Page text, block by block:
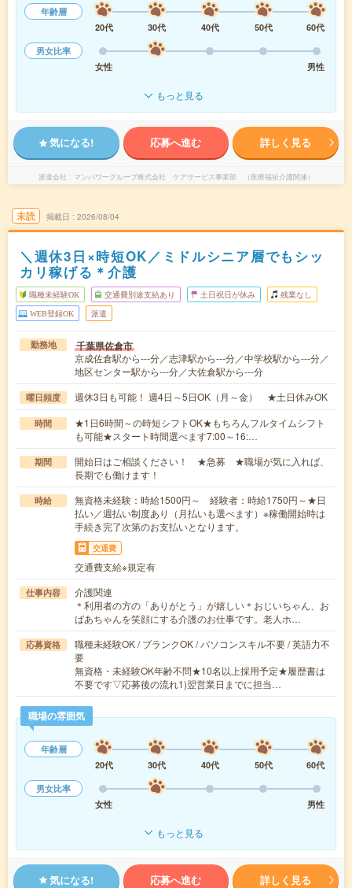
年齢層
20代
30代 40代 50代
60代
男女比率
女性
男性
もっと見る
気になる! 応募へ進む 詳しく見る
派遣会社 マンパワーグループ株式会社 ケアサービス事業部 （医療福祉介護関連）
未読 掲載日 2026/08/04
＼週休3日×時短OK／ミドルシニア層でもシッ
カリ稼げる＊介護
職種未経験OK 交通費別途支給あり 土日祝日が休み 残業なし
WEB登録OK 派遣
勤務地 千葉県佐倉市
京成佐倉駅から---分／志津駅から---分／中学校駅から---分／
地区センター駅から---分／大佐倉駅から---分
曜日頻度 週休3日も可能！ 週4日～5日OK（月～金） ★土日休みOK
時間
★1日6時間～の時短シフトOK★もちろんフルタイムシフト
も可能★スタート時間選べます7:00～16:…
期間
開始日はご相談ください！ ★急募 ★職場が気に入れば、
長期でも働けます！
時給
無資格未経験：時給1500円～ 経験者：時給1750円～★日
払い／週払い制度あり（月払いも選べます）※稼働開始時は
手続き完了次第のお支払いとなります。
交通費
交通費支給※規定有
仕事内容
介護関連
＊利用者の方の「ありがとう」が嬉しい＊おじいちゃん、お
ばあちゃんを笑顔にする介護のお仕事です。老人ホ…
応募資格
職種未経験OK / ブランクOK / パソコンスキル不要 / 英語力不
要
無資格・未経験OK年齢不問★10名以上採用予定★履歴書は
不要です▽応募後の流れ1)翌営業日までに担当…
職場の雰囲気
年齢層
20代
30代 40代 50代
60代
男女比率
女性
男性
もっと見る
気になる! 応募へ進む 詳しく見る